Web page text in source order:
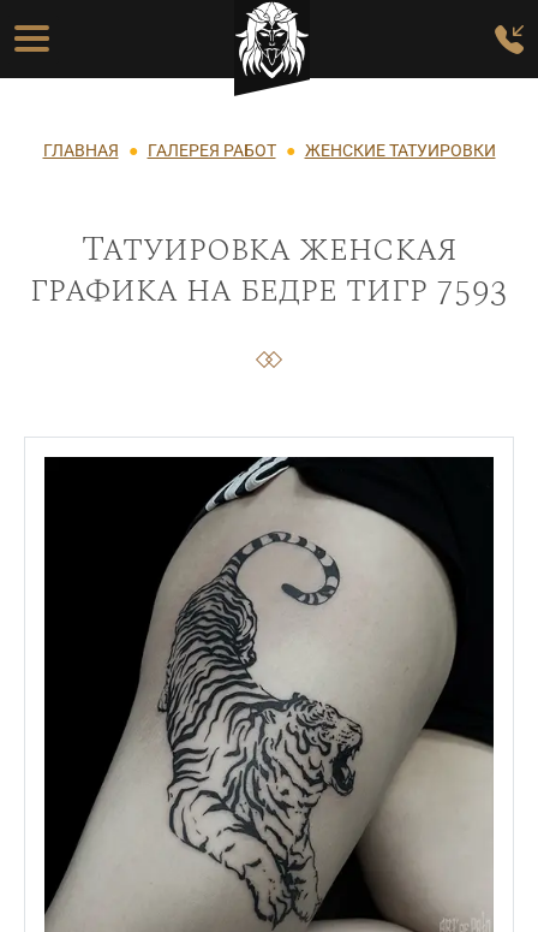
Перейти к основному содержанию
Основная навигация
Строка навигации
ГЛАВНАЯ ГАЛЕРЕЯ РАБОТ ЖЕНСКИЕ ТАТУИРОВКИ
Татуировка женская
графика на бедре тигр 7593